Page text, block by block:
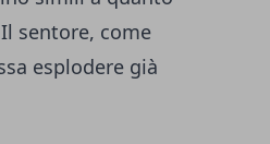
sentore, come
esplodere già